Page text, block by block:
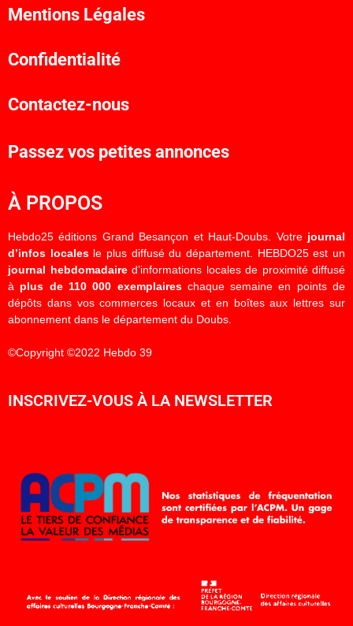
Mentions Légales
Confidentialité
Contactez-nous
Passez vos petites annonces
À PROPOS
Hebdo25 éditions Grand Besançon et Haut-Doubs. Votre journal
d’infos localesle plus diffusé du département. HEBDO25 est un
journal hebdomadaired’informations locales de proximité diffusé
à plus de 110 000 exemplaireschaque semaine en points de
dépôts dans vos commerces locaux et en boîtes aux lettres sur
abonnement dans le département du Doubs.
©Copyright ©2022 Hebdo 39
INSCRIVEZ-VOUS À LA NEWSLETTER